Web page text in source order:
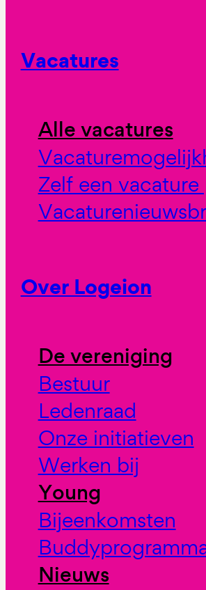
Vacatures
Alle vacatures
Zelf een vacature
Over Logeion
De vereniging
Bestuur
Ledenraad
Onze initiatieven
Werken bij
Young
Bijeenkomsten
Nieuws